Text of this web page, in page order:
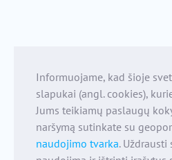
Informuojame, kad šioje
slapukai (angl. cookies),
Jums teikiamų paslaugų
naršymą sutinkate su
naudojimo tvarka. Uždrausti